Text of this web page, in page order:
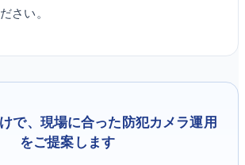
さい。
で、現場に合った防犯カメラ運用
をご提案します